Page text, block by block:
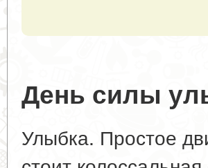
День силы
Улыбка. Простое